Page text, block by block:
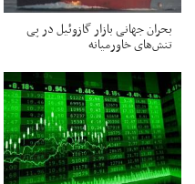
بحران جهانی بازار گازوئیل در پی
تنش‌های خاورمیانه